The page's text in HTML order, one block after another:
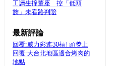
工讀生撞董座 控「低頭
族」未看路判賠
最新評論
回覆:威力彩連30槓! 頭獎上
回覆:大台北地區適合烤肉的
地點